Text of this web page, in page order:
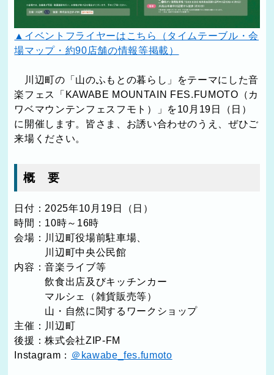
▲イベントフライヤーはこちら（タイムテーブル・会
場マップ・約90店舗の情報等掲載）
川辺町の「山のふもとの暮らし」をテーマにした音
楽フェス「KAWABE MOUNTAIN FES.FUMOTO （カ
ワベマウンテンフェスフモト）」を10月19日（日）
に開催します。皆さま、お誘い合わせのうえ、ぜひご
来場ください。
概 要
日付：2025年10月19日（日）
時間：10時～16時
会場：川辺町役場前駐車場、
川辺町中央公民館
内容：音楽ライブ等
飲食出店及びキッチンカー
マルシェ（雑貨販売等）
山・自然に関するワークショップ
主催：川辺町
後援：株式会社ZIP-FM
Instagram： ＠kawabe_fes.fumoto